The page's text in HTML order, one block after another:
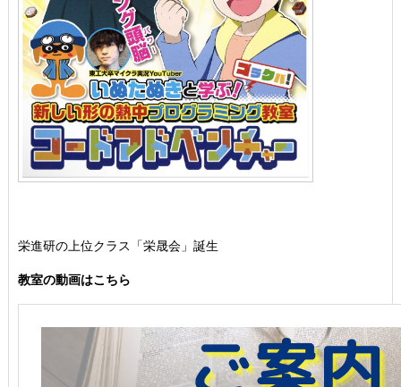
栄進研の上位クラス「栄晟会」誕生
教室の動画はこちら